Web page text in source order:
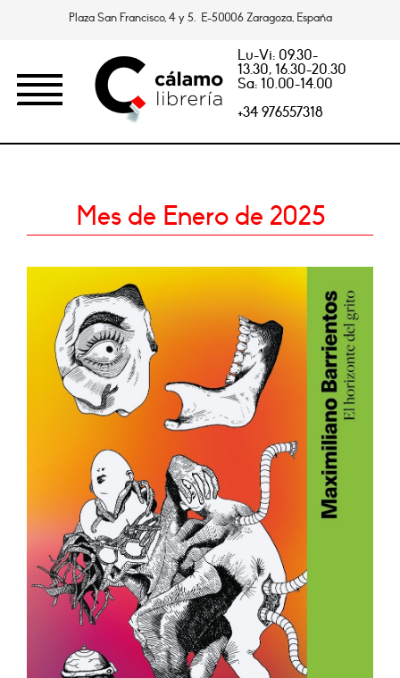
Plaza San Francisco, 4 y 5. E-50006 Zaragoza, España
Lu-Vi: 09.30-
13.30, 16.30-20.30
Sa: 10.00-14.00
+34 976557318
Mes de Enero de 2025